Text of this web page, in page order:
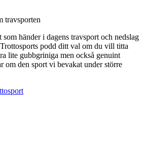
travsporten
händer i dagens travsport och nedslag
podd ditt val om du vill titta
lite gubbgriniga men också genuint
om den sport vi bevakat under större